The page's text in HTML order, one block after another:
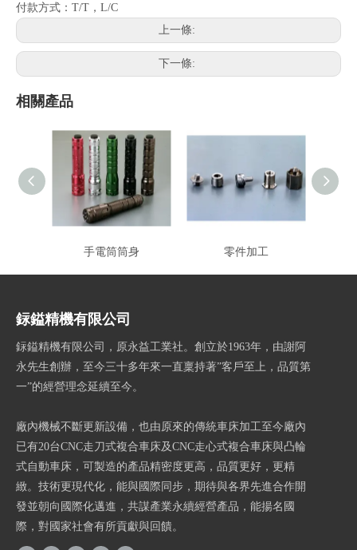
付款方式：T/T，L/C
上一條:
下一條:
相關產品
手電筒筒身 零件加工
銢鎰精機有限公司
銢鎰精機有限公司，原永益工業社。創立於1963年，由謝阿
永先生創辦，至今三十多年來一直稟持著”客戶至上，品質第
一”的經營理念延續至今。
廠內機械不斷更新設備，也由原來的傳統車床加工至今廠內
已有20台CNC走刀式複合車床及CNC走心式複合車床與凸輪
式自動車床，可製造的產品精密度更高，品質更好，更精
緻。技術更現代化，能與國際同步，期待與各界先進合作開
發並朝向國際化邁進，共謀產業永續經營產品，能揚名國
際，對國家社會有所貢獻與回饋。